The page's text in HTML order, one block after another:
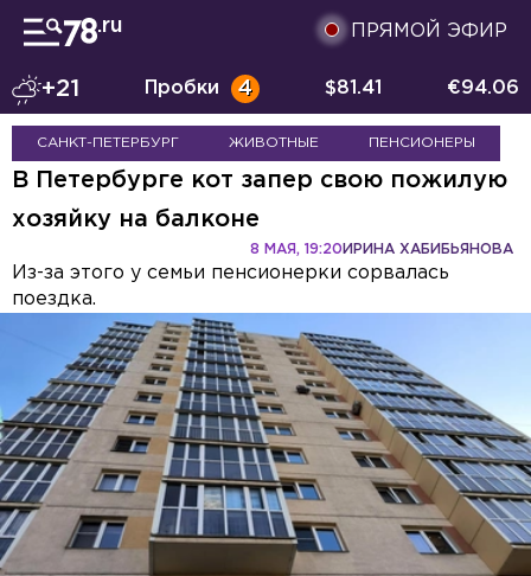
ПРЯМОЙ ЭФИР
+21 Пробки 4 $81.41 €94.06
САНКТ-ПЕТЕРБУРГ ЖИВОТНЫЕ ПЕНСИОНЕРЫ
В Петербурге кот запер свою пожилую
хозяйку на балконе
ИРИНА ХАБИБЬЯНОВА
8 МАЯ, 19:20
Из-за этого у семьи пенсионерки сорвалась
поездка.